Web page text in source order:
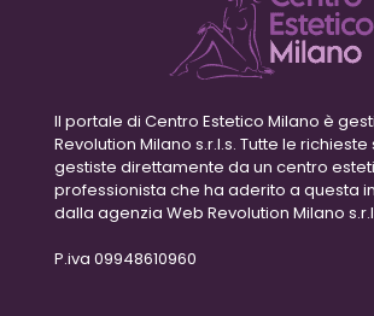
Il portale di Centro Estetico Milano è
Revolution Milano s.r.l.s. Tutte le
gestiste direttamente da un centro
professionista che ha aderito a questa
dalla agenzia Web Revolution Milano
P.iva 09948610960